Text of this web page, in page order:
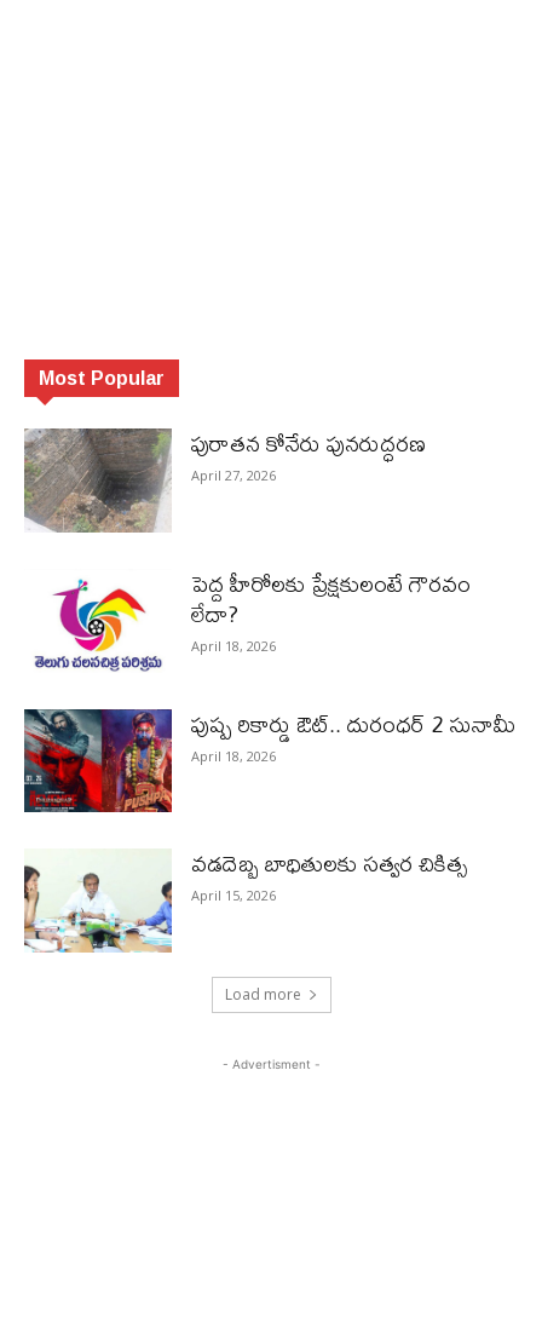
Most Popular
పురాత‌న కోనేరు పున‌రుద్ధ‌ర‌ణ
April 27, 2026
పెద్ద హీరోల‌కు ప్రేక్ష‌కులంటే గౌర‌వం
లేదా?
April 18, 2026
పుష్ప రికార్డు ఔట్‌.. దురంధ‌ర్ 2 సునామీ
April 18, 2026
వడదెబ్బ బాధితులకు సత్వర చికిత్స
April 15, 2026
Load more
- Advertisment -